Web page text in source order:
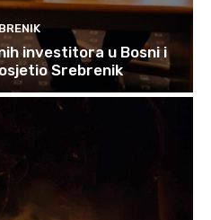
investitora u Bosni i
Srebrenik